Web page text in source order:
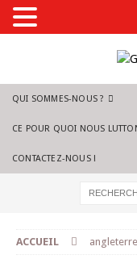
QUI SOMMES-NOUS ?
CE POUR QUOI NOUS
CONTACTEZ-NOUS !
ACCUEIL angleterre